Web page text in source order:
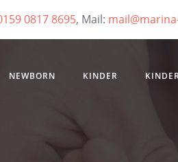
0817 8695, Mail:
NEWBORN KINDER